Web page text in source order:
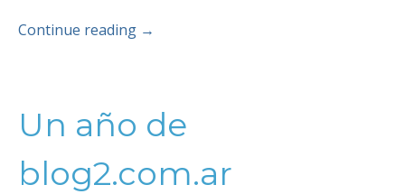
Continue reading →
Un año de
blog2.com.ar